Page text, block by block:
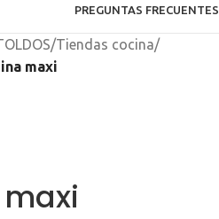
PREGUNTAS FRECUENTES
/Tiendas cocina/
maxi